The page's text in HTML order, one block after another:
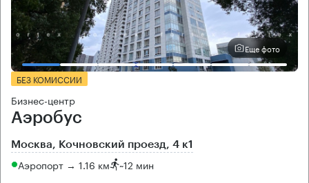
Еще фото
БЕЗ КОМИССИИ
Бизнес-центр
Аэробус
Москва, Кочновский проезд, 4 к1
Аэропорт → 1.16 км ~12 мин